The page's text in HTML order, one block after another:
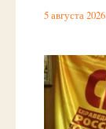
5 августа 2026